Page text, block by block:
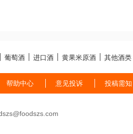
葡萄酒 进口酒 黄果米原酒 其他酒类
帮助中心 意见投诉 投稿需知